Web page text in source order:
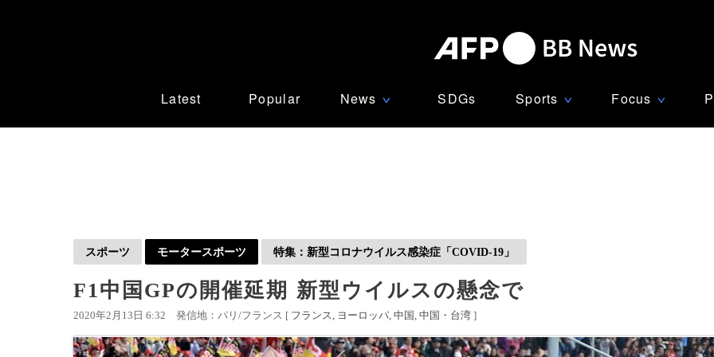
Latest Popular News ∨ SDGs Sports ∨ Focus ∨
スポーツ モータースポーツ 特集：新型コロナウイルス感染症「COVID-19」
F1中国GPの開催延期 新型ウイルスの懸念で
2020年2月13日 6:32 発信地：パリ/フランス [ フランス ヨーロッパ 中国 中国・台湾 ]